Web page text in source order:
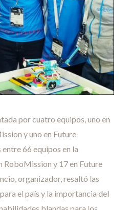
por cuatro equipos, uno en
y uno en Future
66 equipos en la
RoboMission y 17 en Future
organizador, resaltó las
el país y la importancia del
blandas para los